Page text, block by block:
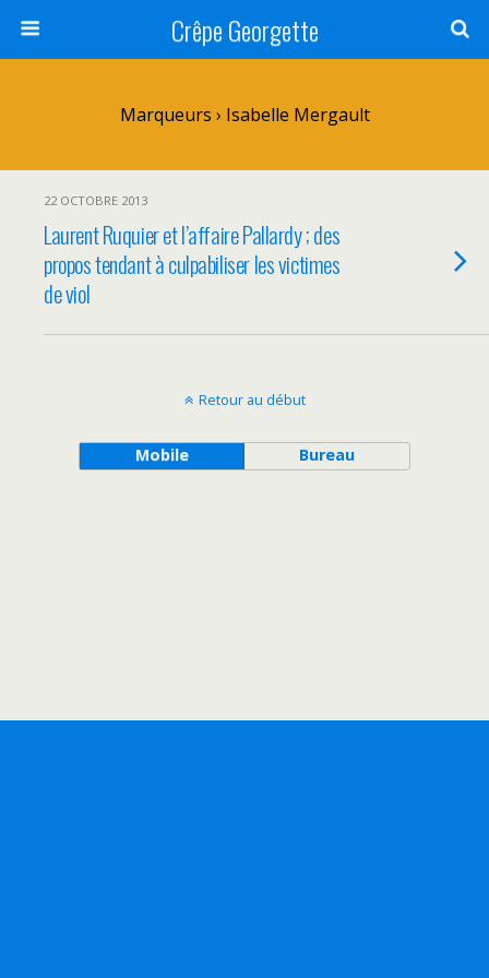
Crêpe Georgette
Marqueurs › Isabelle Mergault
22 OCTOBRE 2013
Laurent Ruquier et l’affaire Pallardy ; des
propos tendant à culpabiliser les victimes
de viol
Retour au début
Mobile Bureau